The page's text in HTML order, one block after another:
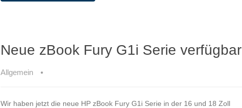
Neue zBook Fury G1i Serie verfügbar
Allgemein
Wir haben jetzt die neue HP zBook Fury G1i Serie in der 16 und 18 Zoll